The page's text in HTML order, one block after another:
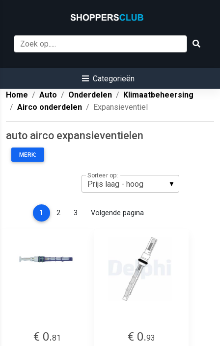
Categorieën
Home
Auto Onderdelen
Klimaatbeheersing
Airco onderdelen
Expansieventiel
auto airco expansieventielen
MERK:
Sorteer op:
1 (current)
2 3 Volgende pagina
€ 0.81
€ 0.93